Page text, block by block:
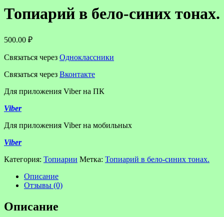
Топиарий в бело-синих тонах.
500.00 ₽
Связаться через Одноклассники
Связаться через Вконтакте
Для приложения Viber на ПК
Viber
Для приложения Viber на мобильных
Viber
Категория: Топиарии Метка: Топиарий в бело-синих тонах.
Описание
Отзывы (0)
Описание